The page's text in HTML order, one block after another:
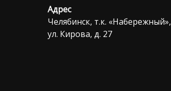
Адрес
Челябинск, т.к. «Набережный»,
ул. Кирова, д. 27